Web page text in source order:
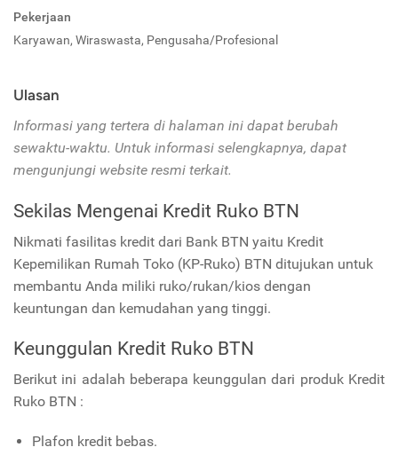
Pekerjaan
Karyawan, Wiraswasta, Pengusaha/Profesional
Ulasan
Informasi yang tertera di halaman ini dapat berubah
sewaktu-waktu. Untuk informasi selengkapnya, dapat
mengunjungi website resmi terkait.
Sekilas Mengenai Kredit Ruko BTN
Nikmati fasilitas kredit dari Bank BTN yaitu Kredit
Kepemilikan Rumah Toko (KP-Ruko) BTN ditujukan untuk
membantu Anda miliki ruko/rukan/kios dengan
keuntungan dan kemudahan yang tinggi.
Keunggulan Kredit Ruko BTN
Berikut ini adalah beberapa keunggulan dari produk Kredit
Ruko BTN :
Plafon kredit bebas.